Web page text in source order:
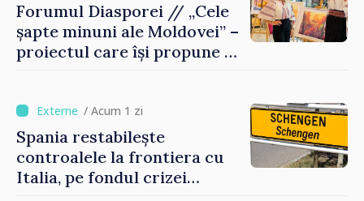
Forumul Diasporei // „Cele
șapte minuni ale Moldovei” –
proiectul care își propune să
/ Acum 1 zi
Spania restabilește
controalele la frontiera cu
Italia, pe fondul crizei